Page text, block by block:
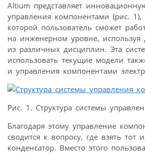
Altium представляет
управления компонентами (рис.
которой пользователь сможет
на инженерном уровне, используя
из различных дисциплин. Эта
использовать текущие модели
и управления компонентами
Рис. 1. Структура системы
Благодаря этому управление
сводится к вопросу, где взять тот
конденсатор. Вместо этого